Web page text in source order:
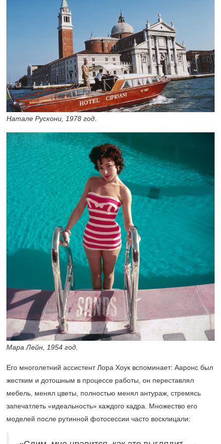
Натале Рускони, 1978 год.
Мара Лейн, 1954 год.
Его многолетний ассистент Лора Хоук вспоминает: Ааронс был
жестким и дотошным в процессе работы, он переставлял
мебель, менял цветы, полностью менял антураж, стремясь
запечатлеть «идеальность» каждого кадра. Множество его
моделей после рутинной фотосессии часто восклицали: